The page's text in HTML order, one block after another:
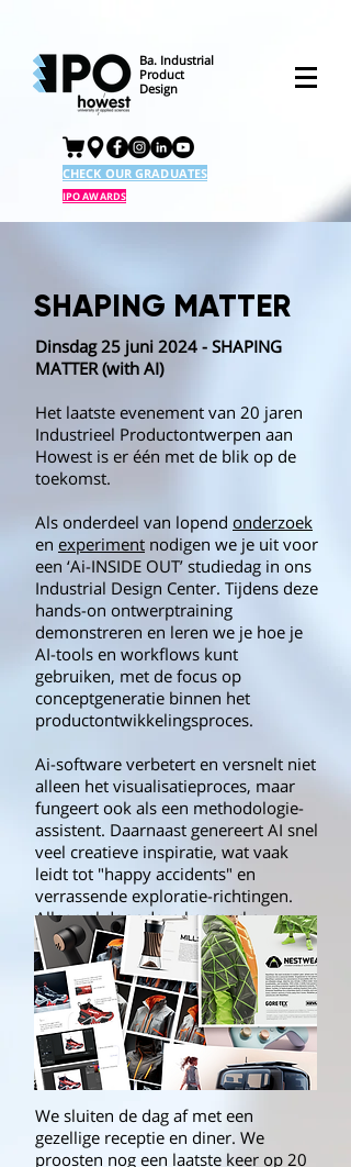
Ba. Industrial
Product
Design
CHECK OUR GRADUATES
IPO AWARDS
SHAPING MATTER
Dinsdag 25 juni 2024 - SHAPING
MATTER (with AI)
Het laatste evenement van 20 jaren
Industrieel Productontwerpen aan
Howest is er één met de blik op de
toekomst.
Als onderdeel van lopend onderzoek
en experiment nodigen we je uit voor
een ‘Ai-INSIDE OUT’ studiedag in ons
Industrial Design Center. Tijdens deze
hands-on ontwerptraining
demonstreren en leren we je hoe je
AI-tools en workflows kunt
gebruiken, met de focus op
conceptgeneratie binnen het
productontwikkelingsproces.
Ai-software verbetert en versnelt niet
alleen het visualisatieproces, maar
fungeert ook als een methodologie-
assistent. Daarnaast genereert AI snel
veel creatieve inspiratie, wat vaak
leidt tot "happy accidents" en
verrassende exploratie-richtingen.
Alleen al door deze kenmerken
wordt AI snel een aanzienlijke en
onmisbare meerwaarde in het
ontwerpproces.
Doe mee en dompel je onder in de
fascinerende wereld van AI voor
productontwikkelaars.
We sluiten de dag af met een
gezellige receptie en diner. We
proosten nog een laatste keer op 20